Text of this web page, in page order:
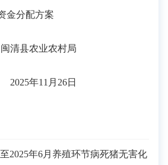
金分配方案
县农业农村局
年11月26日
2025年6月养殖环节病死猪无害化